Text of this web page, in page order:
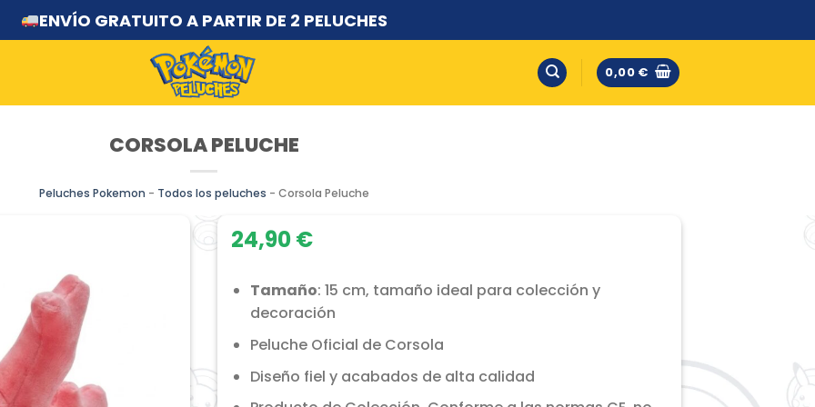
ENVÍO GRATUITO A PARTIR DE 2 PELUCHES
0,00 €
CORSOLA PELUCHE
Peluches Pokemon - Todos los peluches - Corsola Peluche
24,90€
Tamaño: 15 cm, tamaño ideal para colección y
decoración
Peluche Oficial de Corsola
Diseño fiel y acabados de alta calidad